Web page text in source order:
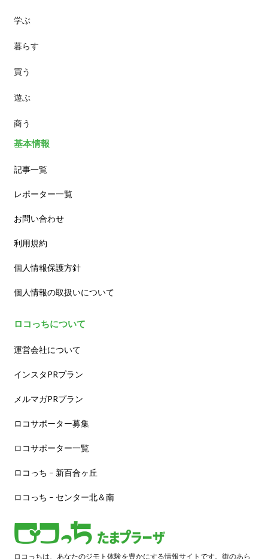
パン
スイーツ
ランチ
カフェ
学ぶ
暮らす
買う
遊ぶ
商う
基本情報
記事一覧
レポーター一覧
お問い合わせ
利用規約
個人情報保護方針
個人情報の取扱いについて
ロコっちについて
運営会社について
インスタPRプラン
メルマガPRプラン
ロコサポーター募集
ロコサポーター一覧
ロコっち – 新百合ヶ丘
ロコっち – センター北＆南
ロコっちは、あなたのジモト体験を豊かにする情報サイトです。街のあら